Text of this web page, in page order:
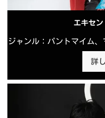
エキセン
ジャンル：パントマイム
詳